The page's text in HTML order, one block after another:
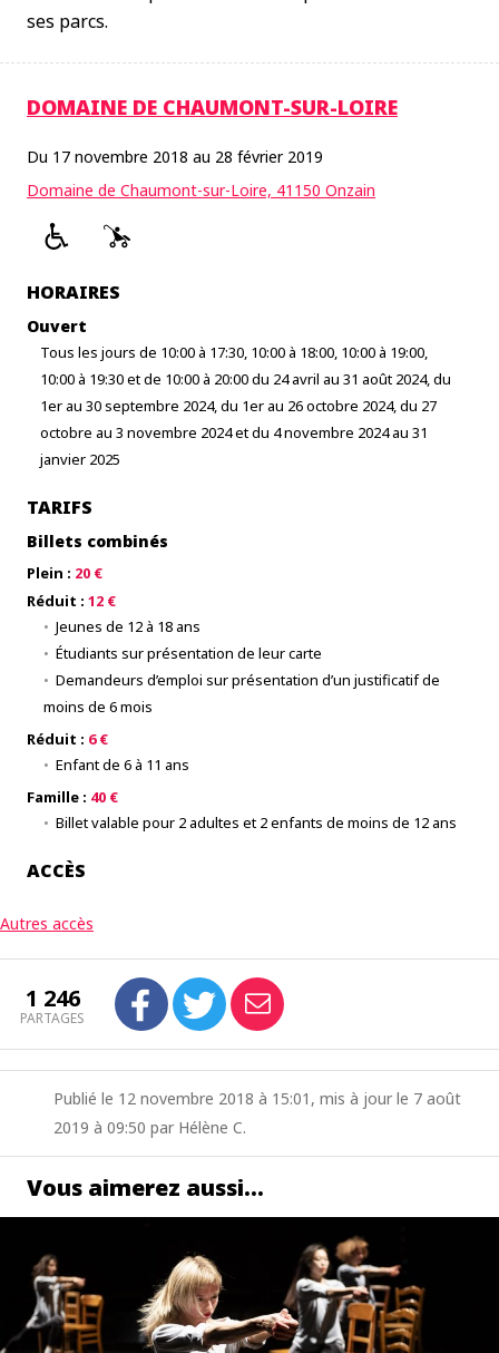
ses parcs.
DOMAINE DE CHAUMONT-SUR-LOIRE
Du 17 novembre 2018 au 28 février 2019
Domaine de Chaumont-sur-Loire, 41150 Onzain
HORAIRES
Ouvert
Tous les jours de 10:00 à 17:30, 10:00 à 18:00, 10:00 à 19:00,
10:00 à 19:30 et de 10:00 à 20:00 du 24 avril au 31 août 2024, du
1er au 30 septembre 2024, du 1er au 26 octobre 2024, du 27
octobre au 3 novembre 2024 et du 4 novembre 2024 au 31
janvier 2025
TARIFS
Billets combinés
Plein : 20 €
Réduit : 12 €
Jeunes de 12 à 18 ans
Étudiants sur présentation de leur carte
Demandeurs d’emploi sur présentation d’un justificatif de
moins de 6 mois
Réduit : 6 €
Enfant de 6 à 11 ans
Famille : 40 €
Billet valable pour 2 adultes et 2 enfants de moins de 12 ans
ACCÈS
Autres accès
1 246
PARTAGES
Publié le 12 novembre 2018 à 15:01, mis à jour le 7 août
2019 à 09:50 par Hélène C.
Vous aimerez aussi…